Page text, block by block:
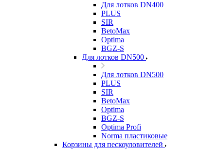
Для лотков DN400
PLUS
SIR
BetoMax
Optima
BGZ-S
Для лотков DN500
Для лотков DN500
PLUS
SIR
BetoMax
Optima
BGZ-S
Optima Profi
Norma пластиковые
Корзины для пескоуловителей